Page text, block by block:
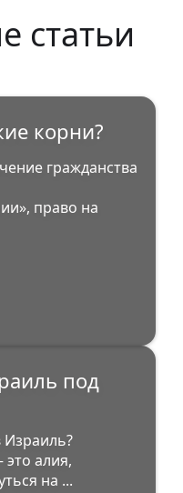
статьи
корни?
гражданства
право на
под
Израиль?
алия,
на ...